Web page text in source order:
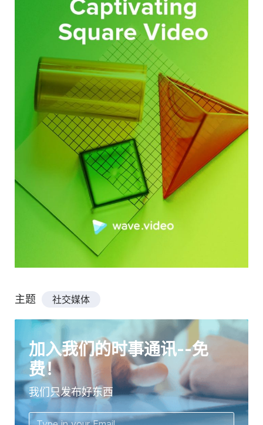
主题 社交媒体
加入我们的时事通讯--免
费！
我们只发布好东西